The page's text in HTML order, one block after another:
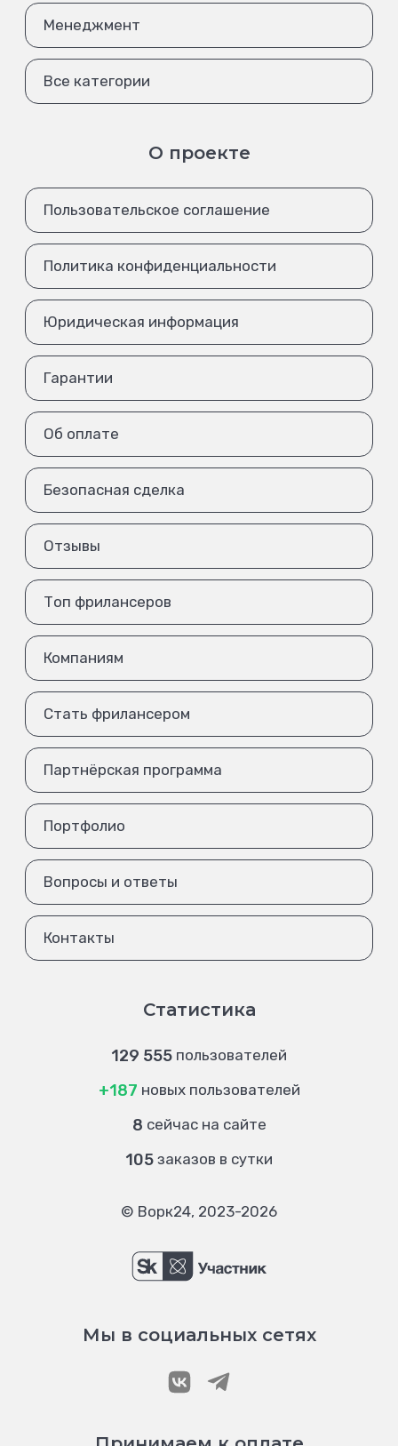
Менеджмент
Все категории
О проекте
Пользовательское соглашение
Политика конфиденциальности
Юридическая информация
Гарантии
Об оплате
Безопасная сделка
Отзывы
Топ фрилансеров
Компаниям
Стать фрилансером
Партнёрская программа
Портфолио
Вопросы и ответы
Контакты
Статистика
129 555 пользователей
+187 новых пользователей
8 сейчас на сайте
105 заказов в сутки
© Ворк24, 2023-2026
Мы в социальных сетях